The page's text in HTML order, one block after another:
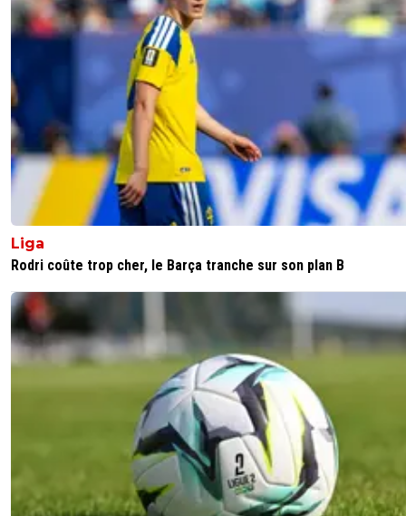
Liga
Rodri coûte trop cher, le Barça tranche sur son plan B